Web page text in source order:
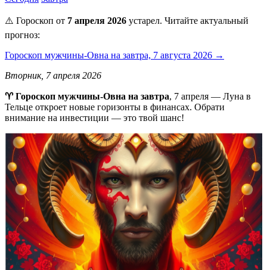
⚠️ Гороскоп от 7 апреля 2026 устарел. Читайте актуальный
прогноз:
Гороскоп мужчины-Овна на завтра, 7 августа 2026 →
Вторник, 7 апреля 2026
♈️ Гороскоп мужчины-Овна на завтра, 7 апреля — Луна в
Тельце откроет новые горизонты в финансах. Обрати
внимание на инвестиции — это твой шанс!